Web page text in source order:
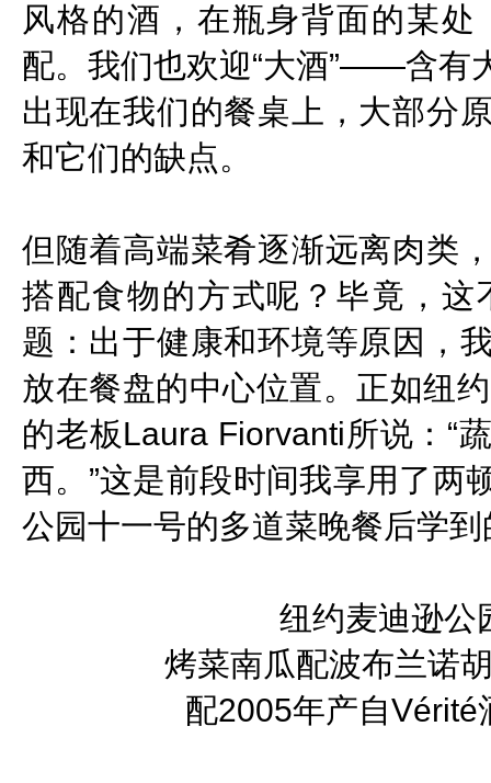
风格的酒，在瓶身背面的某
配。我们也欢迎“大酒”——含有
出现在我们的餐桌上，大部分
和它们的缺点。
但随着高端菜肴逐渐远离肉类
搭配食物的方式呢？毕竟，
题：出于健康和环境等原因，
放在餐盘的中心位置。正如纽
的老板Laura Fiorvanti所说：“
西。”这是前段时间我享用了两
公园十一号的多道菜晚餐后学到
纽约麦迪逊公
烤菜南瓜配波布兰诺
配2005年产自Vérité